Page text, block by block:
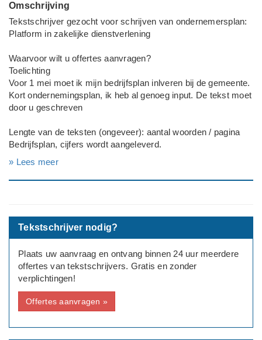
Omschrijving
Tekstschrijver gezocht voor schrijven van ondernemersplan:
Platform in zakelijke dienstverlening
Waarvoor wilt u offertes aanvragen?
Toelichting
Voor 1 mei moet ik mijn bedrijfsplan inlveren bij de gemeente.
Kort ondernemingsplan, ik heb al genoeg input. De tekst moet
door u geschreven
Lengte van de teksten (ongeveer): aantal woorden / pagina
Bedrijfsplan, cijfers wordt aangeleverd.
Zo spoedig mogelijk
Platform in zakelijke dienstverlening
» Lees meer
Tekstschrijver nodig?
Plaats uw aanvraag en ontvang binnen 24 uur meerdere
offertes van tekstschrijvers. Gratis en zonder
verplichtingen!
Offertes aanvragen »